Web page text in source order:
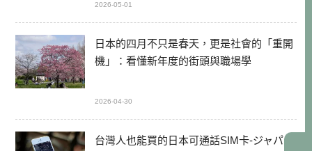
2026-05-01
日本的四月不只是春天，更是社會的「重開
機」：看懂新年度的街頭與職場學
2026-04-30
台灣人也能買的日本可通話SIM卡-ジャパン